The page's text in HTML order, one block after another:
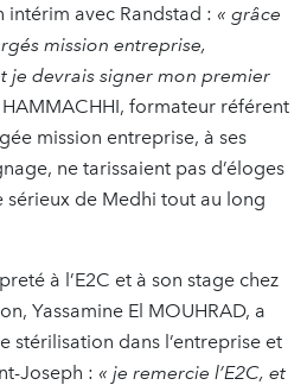
avec Randstad : « grâce
mission entreprise,
je devrais signer mon premier
HAMMACHHI, formateur référent
mission entreprise, à ses
ne tarissaient pas d’éloges
sérieux de Medhi tout au long
à l’E2C et à son stage chez
Yassamine El MOUHRAD, a
stérilisation dans l’entreprise et
Joseph : « je remercie l’E2C, et